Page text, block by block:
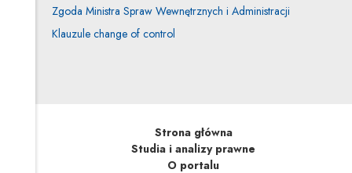
Zgoda Ministra Spraw Wewnętrznych i Administracji
Klauzule change of control
Strona główna
Studia i analizy prawne
O portalu